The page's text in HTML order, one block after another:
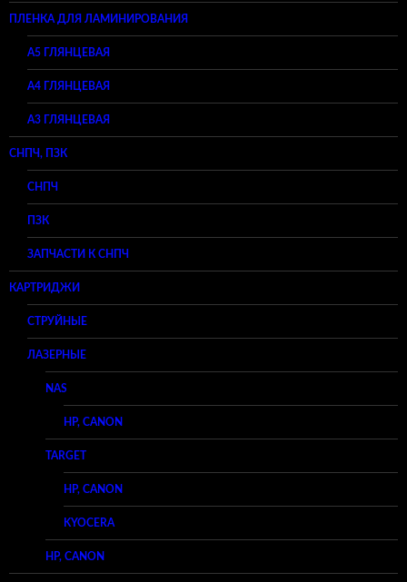
ПЛЕНКА ДЛЯ ЛАМИНИРОВАНИЯ
A5 ГЛЯНЦЕВАЯ
А4 ГЛЯНЦЕВАЯ
A3 ГЛЯНЦЕВАЯ
СНПЧ, ПЗК
СНПЧ
ПЗК
ЗАПЧАСТИ К СНПЧ
КАРТРИДЖИ
СТРУЙНЫЕ
ЛАЗЕРНЫЕ
NAS
HP, CANON
TARGET
HP, CANON
KYOCERA
HP, CANON